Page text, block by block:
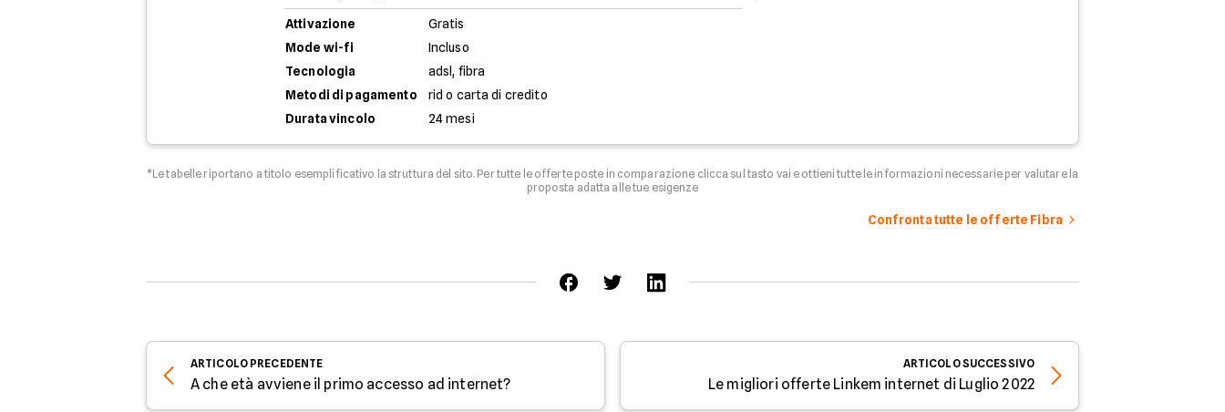
Attivazione
Gratis
Mode wi-fi
Incluso
Tecnologia
adsl, fibra
Metodi di pagamento
rid o carta di credito
Durata vincolo
24 mesi
*Le tabelle riportano a titolo esemplificativo la struttura del sito. Per tutte le offerte poste in comparazione clicca sul tasto vai e ottieni tutte le informazioni necessarie per valutare la
proposta adatta alle tue esigenze
Confronta tutte le offerte Fibra
ARTICOLO PRECEDENTE
A che età avviene il primo accesso ad internet?
ARTICOLOSUCCESSIVO
Le migliori offerte Linkem internet di Luglio 2022